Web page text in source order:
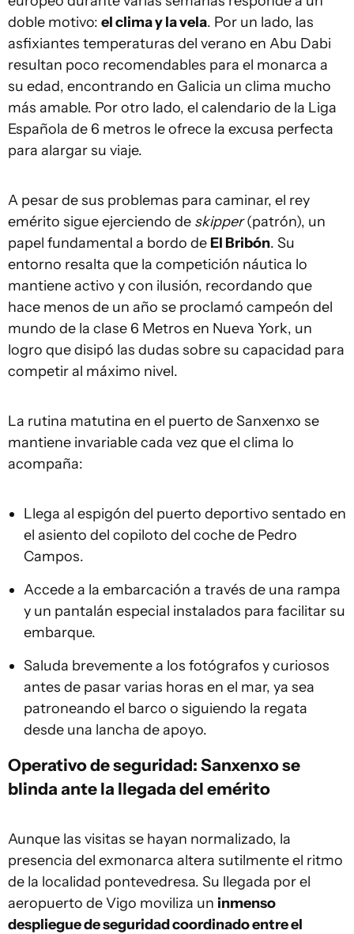
doble motivo: el clima y la vela. Por un lado, las
asfixiantes temperaturas del verano en Abu Dabi
resultan poco recomendables para el monarca a
su edad, encontrando en Galicia un clima mucho
más amable. Por otro lado, el calendario de la Liga
Española de 6 metros le ofrece la excusa perfecta
para alargar su viaje.
A pesar de sus problemas para caminar, el rey
emérito sigue ejerciendo de skipper(patrón), un
papel fundamental a bordo de El Bribón. Su
entorno resalta que la competición náutica lo
mantiene activo y con ilusión, recordando que
hace menos de un año se proclamó campeón del
mundo de la clase 6 Metros en Nueva York, un
logro que disipó las dudas sobre su capacidad para
competir al máximo nivel.
La rutina matutina en el puerto de Sanxenxo se
mantiene invariable cada vez que el clima lo
acompaña:
Llega al espigón del puerto deportivo sentado en
el asiento del copiloto del coche de Pedro
Campos.
Accede a la embarcación a través de una rampa
y un pantalán especial instalados para facilitar su
embarque.
Saluda brevemente a los fotógrafos y curiosos
antes de pasar varias horas en el mar, ya sea
patroneando el barco o siguiendo la regata
desde una lancha de apoyo.
Operativo de seguridad: Sanxenxo se
blinda ante la llegada del emérito
Aunque las visitas se hayan normalizado, la
presencia del exmonarca altera sutilmente el ritmo
de la localidad pontevedresa. Su llegada por el
aeropuerto de Vigo moviliza un inmenso
despliegue de seguridad coordinado entre el